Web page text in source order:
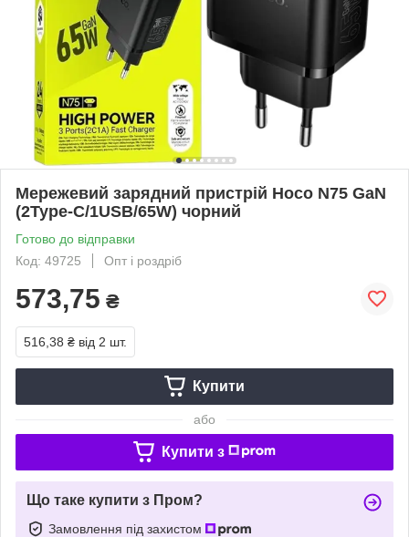
Мережевий зарядний пристрій Hoco N75 GaN
(2Type-C/1USB/65W) чорний
Готово до відправки
Код: 49725
Опт і роздріб
573,75 ₴
516,38 ₴ від 2 шт.
Купити
або
Купити з
Що таке купити з Пром?
Замовлення під захистом